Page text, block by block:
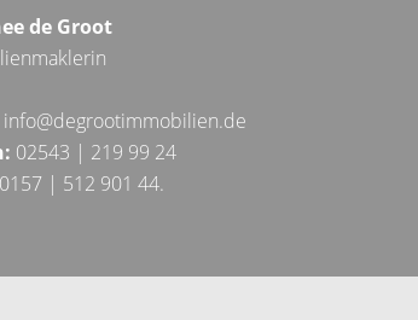
de Groot
info@degrootimmobilien.de
02543 | 219 99 24
0157 | 512 901 44.